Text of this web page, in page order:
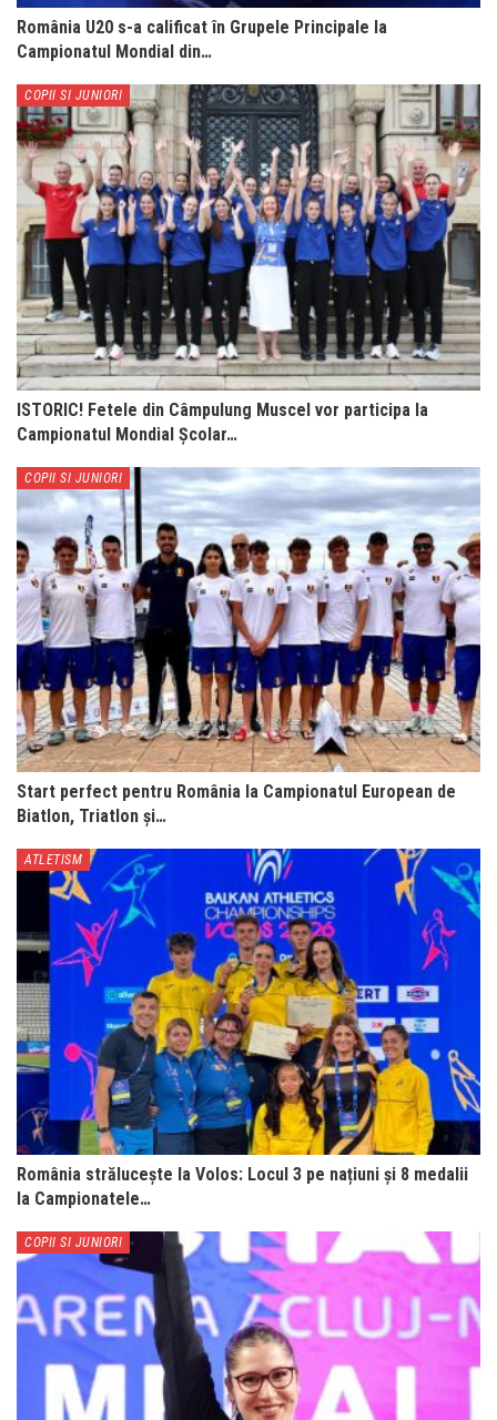
România U20 s-a calificat în Grupele Principale la
Campionatul Mondial din…
COPII SI JUNIORI
ISTORIC! Fetele din Câmpulung Muscel vor participa la
Campionatul Mondial Școlar…
COPII SI JUNIORI
Start perfect pentru România la Campionatul European de
Biatlon, Triatlon și…
ATLETISM
România strălucește la Volos: Locul 3 pe națiuni și 8 medalii
la Campionatele…
COPII SI JUNIORI